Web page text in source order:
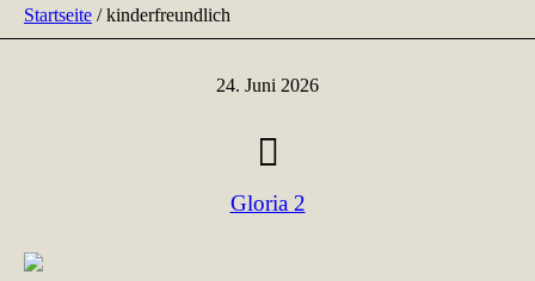
Startseite /kinderfreundlich
24. Juni 2026
Gloria 2